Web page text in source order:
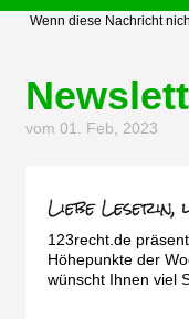
Wenn diese Nachricht
vom 01. Feb, 2023
123recht.de
Höhepunkte der
wünscht Ihnen viel